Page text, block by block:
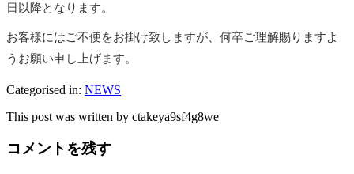
日以降となります。
お客様にはご不便をお掛け致しますが、何卒ご理解賜りますよ
うお願い申し上げます。
Categorised in: NEWS
This post was written by ctakeya9sf4g8we
コメントを残す